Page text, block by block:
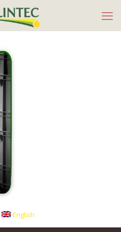
English